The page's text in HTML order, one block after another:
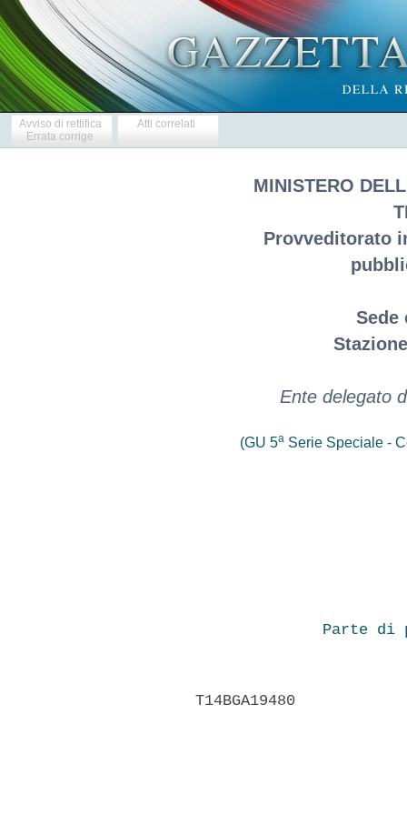
Avviso di rettifica
Errata corrige
Atti correlati
MINISTERO
Provveditorato
Sede
Ente delegato
(GU 5aSerie Speciale -
Parte di